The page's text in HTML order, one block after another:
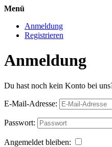
Menü
Anmeldung
Registrieren
Anmeldung
Du hast noch kein Konto bei
E-Mail-Adresse:
Passwort:
Angemeldet bleiben: